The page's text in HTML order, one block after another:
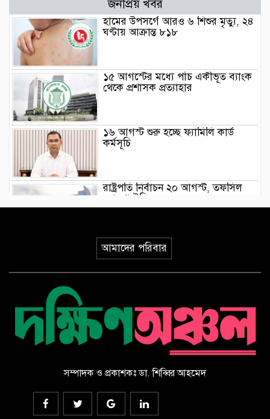
জনপ্রিয় খবর
হামের উপসর্গে আরও ৬ শিশুর মৃত্যু, ২৪
ঘণ্টায় আক্রান্ত ৮১৮
১৫ আগস্টের মধ্যে পাঁচ একীভূত ব্যাংক
থেকে প্রশাসক প্রত্যাহার
১৬ আগস্ট শুরু হচ্ছে ফ্যামিলি কার্ড
কর্মসূচি
রাষ্ট্রপতি নির্বাচন ২০ আগস্ট, তফসিল
ঘোষণা ইসির
গণভোটের রায় বাস্তবায়নসহ ১১ দফা
দাবিতে লংমার্চের ঘোষণা
দৃষ্টান্তমূলক শাস্তির দাবিতে মানববন্ধন ও
বিক্ষোভ মিছিল
পাইকগাছায় ছাত্র ও দরিদ্র মানুষের মাঝে
সাইকেল, সেলাই মেশিন ও ভ্যান বিতরণ
‎পাইকগাছায় জুলাই গণঅভ্যুত্থান দিবস
আমাদের পরিবার
সম্পাদক ও প্রকাশকঃ ডা. শিব্বির আহমেদ